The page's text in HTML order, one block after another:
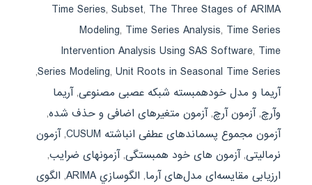
Time Series,Subset, The Three Stages of ARIMA
Modeling, Time Series Analysis, Time Series
Intervention Analysis Using SAS Software, Time
Series Modeling,Unit Roots in Seasonal Time Series
,
آریما و مدل خودهمبسته شبکه عصبی مصنوعی,آریما
وآرچ,آزمون آرچ,آزمون متغیرهای اضافی و حذف شده,
آزمون مجموع پسماندهای عطفی انباشته CUSUM
,آزمون
نرمالیتی,آزمون های خود همبستگی,آزمونهای ضرایب,
ارزیابی مقایسه‌ای مدل‌های آرما, الگوسازي ARIMA , الگوی